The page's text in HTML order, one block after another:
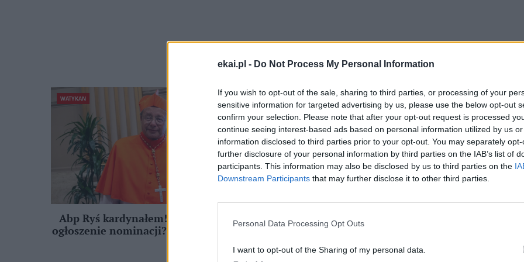
ekai.pl - Do Not Process My Personal Information
If you wish to opt-out of the sale, sharing to third parties, or processing of your
sensitive information for targeted advertising by us, please use the below opt-out
confirm your selection. Please note that after your opt-out request is processed
continue seeing interest-based ads based on personal information utilized by us
information disclosed to third parties prior to your opt-out. You may separately
further disclosure of your personal information by third parties on the IAB’s list of
participants. This information may also be disclosed by us to third parties on the
Downstream Participants that may further disclose it to other third parties.
Personal Data Processing Opt Outs
I want to opt-out of the Sharing of my personal data.
WATYKAN
Abp Ryś kardynałem! Jak wyglądało
ogłoszenie nominacji? [ZOBACZ FILM]
Dyrektor poinformował, że już w tym roku od 1
stycznia w realizacji jest 67 projektów, na które już
przekazano 55 tysięcy euro, czyli ok. 2,5 mln
złotych z funduszy zebranych w zeszłym roku z
Akcji św. Krzysztof. Zaznaczył, że to wsparcie
misjonarzy poprzez zakup środków transportu ma
nie tylko zwykły praktyczny wymiar, ale jest też
Ojczyźnie o nich pamięta i za nich się modli. Polscy
świata a ich liczba wynosi 1743 osoby.